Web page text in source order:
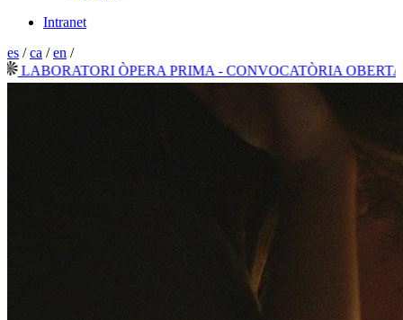
Intranet
es /ca /en /
ÒPERA PRIMA - CONVOCATÒRIA OBERTA